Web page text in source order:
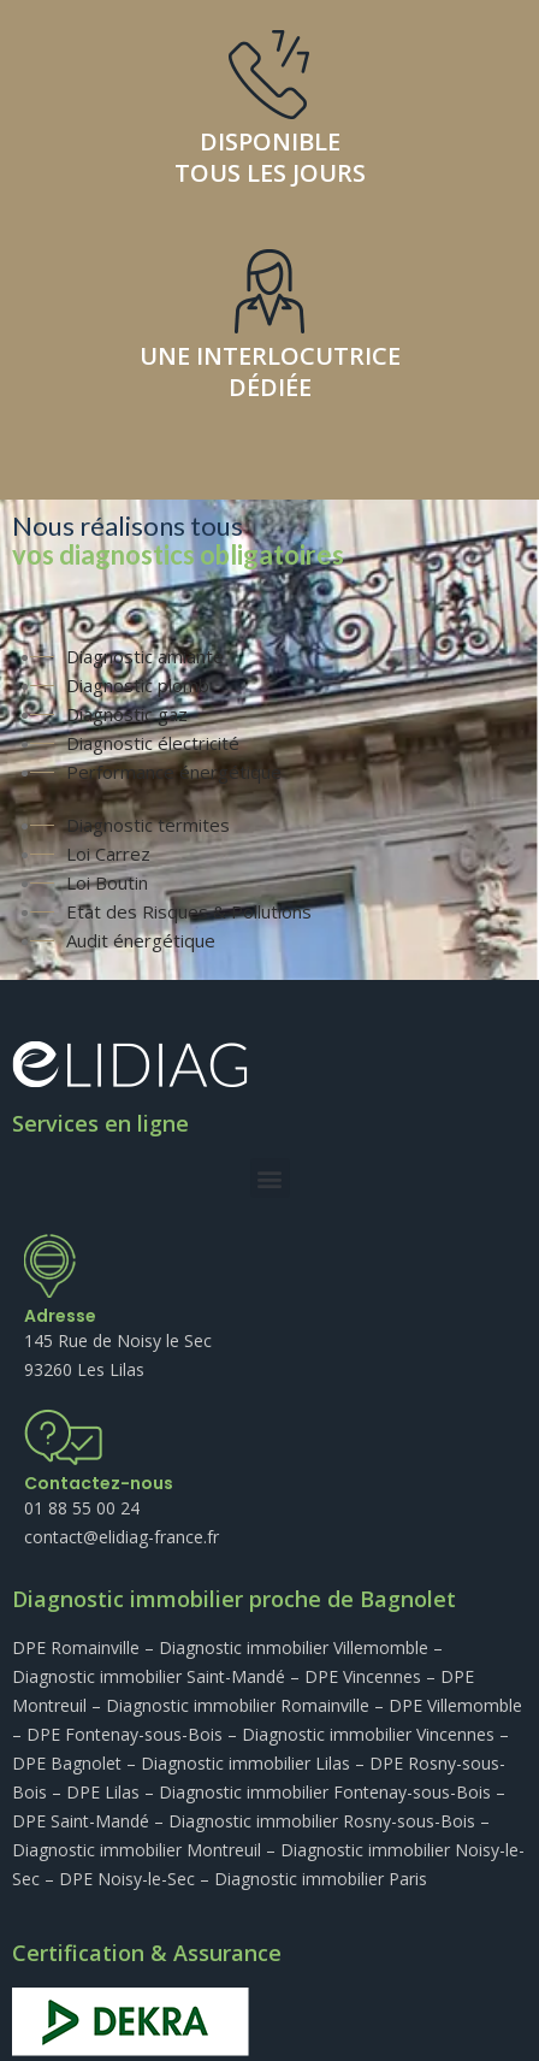
DISPONIBLE
TOUS LES JOURS
UNE INTERLOCUTRICE
DÉDIÉE
Nous réalisons tous
vos diagnostics obligatoires
Diagnostic amiante
Diagnostic plomb
Diagnostic gaz
Diagnostic électricité
Performance énergétique
Diagnostic termites
Loi Carrez
Loi Boutin
Etat des Risques & Pollutions
Audit énergétique
Services en ligne
Adresse
145 Rue de Noisy le Sec
93260 Les Lilas
Contactez-nous
01 88 55 00 24
contact@elidiag-france.fr
Diagnostic immobilier proche de Bagnolet
DPE Romainville – Diagnostic immobilier Villemomble –
Diagnostic immobilier Saint-Mandé – DPE Vincennes – DPE
Montreuil – Diagnostic immobilier Romainville – DPE Villemomble
– DPE Fontenay-sous-Bois – Diagnostic immobilier Vincennes –
DPE Bagnolet – Diagnostic immobilier Lilas – DPE Rosny-sous-
Bois – DPE Lilas – Diagnostic immobilier Fontenay-sous-Bois –
DPE Saint-Mandé – Diagnostic immobilier Rosny-sous-Bois –
Diagnostic immobilier Montreuil – Diagnostic immobilier Noisy-le-
Sec – DPE Noisy-le-Sec – Diagnostic immobilier Paris
Certification & Assurance